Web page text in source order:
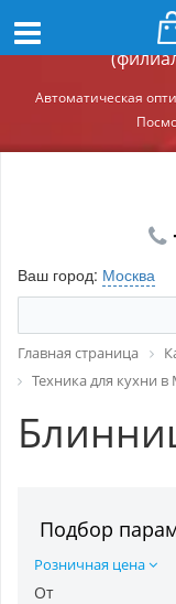
Автоматическая
Ваш город: Москва
Главная страница
Техника для кухни в
Подбор
Розничная цена
От